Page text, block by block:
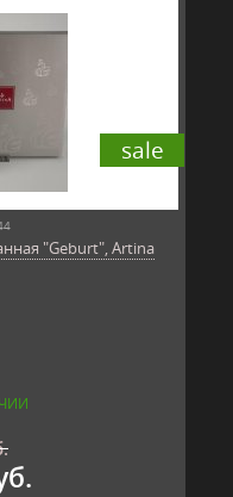
sale
"Geburt", Artina